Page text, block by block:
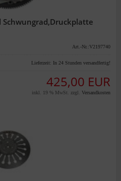
Schwungrad,Druckplatte
Art.-Nr.:V2197740
Lieferzeit: In 24 Stunden versandfertig!
425,00 EUR
inkl. 19 % MwSt. zzgl. Versandkosten